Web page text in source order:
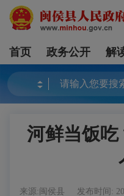
首页 政务公开 解
河鲜当饭
来源:闽侯县 发布时间: